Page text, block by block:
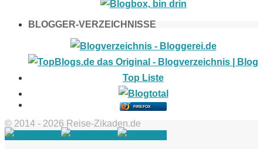
BLOGGER-VERZEICHNISSE
FIREFOX
© 2014 - 2026 Reise-Zikaden.de